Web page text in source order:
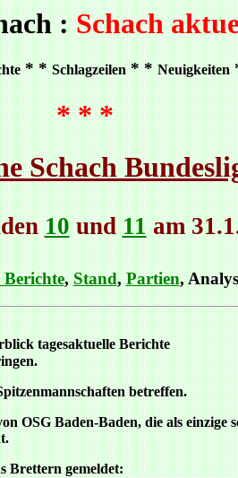
:Schach
* *Schlagzeilen* *Neuigkeiten
* * *
Schach
10und11am
,Stand,Partien,
tagesaktuelle Berichte
betreffen.
OSG Baden-Baden, die als einzige
Brettern gemeldet: